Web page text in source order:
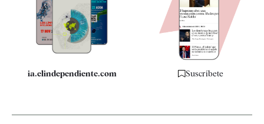
Quiénes somos
Especificaciones
ia.elindependiente.com Suscríbete